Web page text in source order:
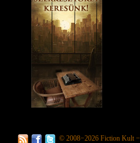
© 2008−2026 Fiction Kult